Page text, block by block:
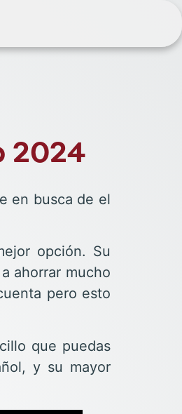
2024
en busca de el
opción. Su
ahorrar mucho
pero esto
que puedas
y su mayor